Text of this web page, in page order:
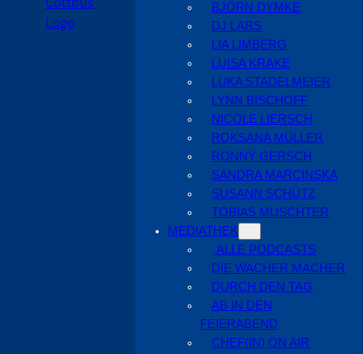
BJÖRN DYMKE
DJ LARS
LIA LIMBERG
LUISA KRAKE
LUKA STADELMEIER
LYNN BISCHOFF
NICOLE LIERSCH
ROKSANA MÜLLER
RONNY GERSCH
SANDRA MARCINSKA
SUSANN SCHÜTZ
TOBIAS MUSCHTER
MEDIATHEK
ALLE PODCASTS
DIE WACHER MACHER
DURCH DEN TAG
AB IN DEN
FEIERABEND
CHEF(IN) ON AIR